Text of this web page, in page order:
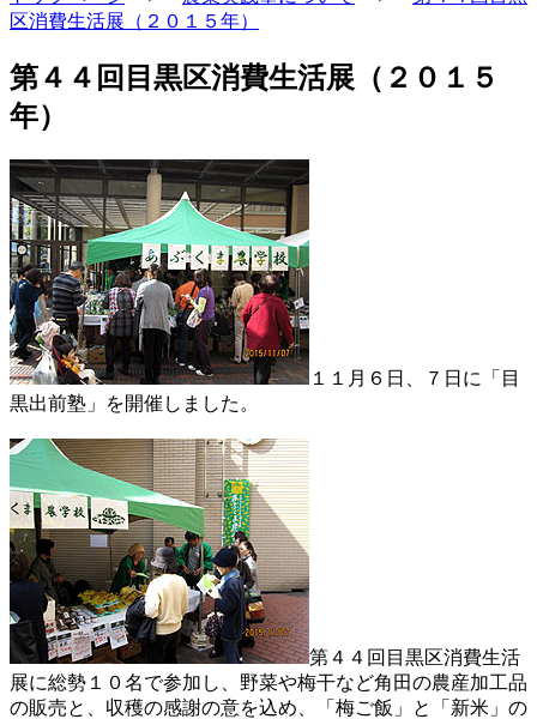
区消費生活展（２０１５年）
第４４回目黒区消費生活展（２０１５
年）
１１月６日、７日に「目
黒出前塾」を開催しました。
第４４回目黒区消費生活
展に総勢１０名で参加し、野菜や梅干など角田の農産加工品
の販売と、収穫の感謝の意を込め、「梅ご飯」と「新米」の